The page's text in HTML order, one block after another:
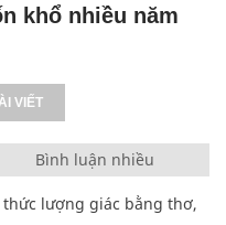
khổ nhiều năm
VIẾT
Bình luận nhiều
thức lượng giác bằng thơ,